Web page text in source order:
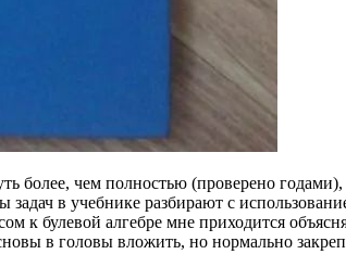
более, чем полностью (проверено
задач в учебнике разбирают с
к булевой алгебре мне приходится
в головы вложить, но нормально